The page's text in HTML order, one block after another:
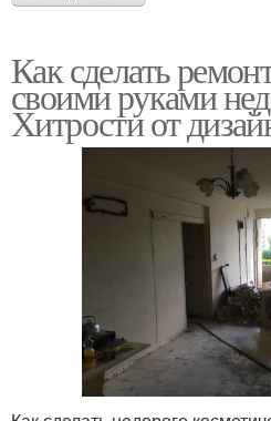
Как сделать
своими руками
Хитрости от